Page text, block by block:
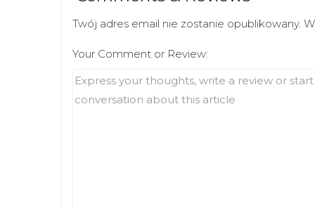
n
w
w
n
d
w
)
e
i
n
o
w
)
Twój adres email nie zostanie opublikowany.
Your Comment or Review: